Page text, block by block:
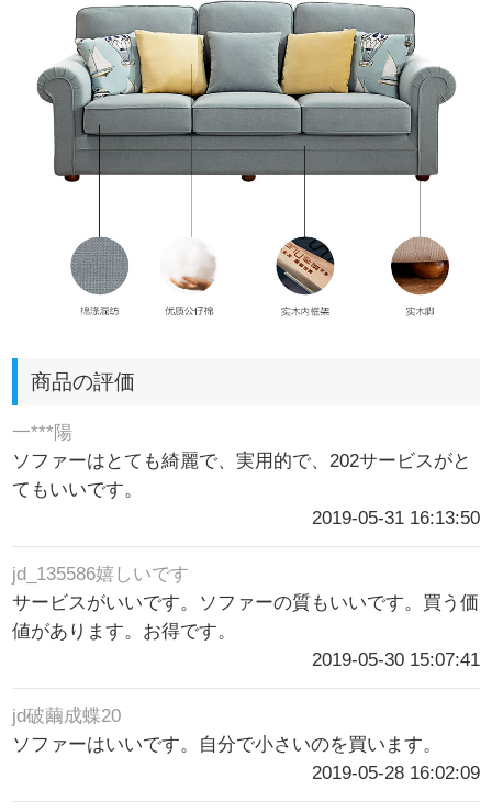
商品の評価
一***陽
ソファーはとても綺麗で、実用的で、202サービスがと
てもいいです。
2019-05-31 16:13:50
jd_135586嬉しいです
サービスがいいです。ソファーの質もいいです。買う価
値があります。お得です。
2019-05-30 15:07:41
jd破繭成蝶20
ソファーはいいです。自分で小さいのを買います。
2019-05-28 16:02:09